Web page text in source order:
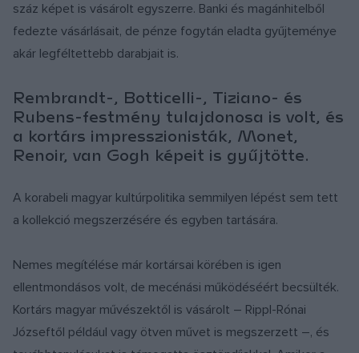
száz képet is vásárolt egyszerre. Banki és magánhitelből
fedezte vásárlásait, de pénze fogytán eladta gyűjteménye
akár legféltettebb darabjait is.
Rembrandt-, Botticelli-, Tiziano- és
Rubens-festmény tulajdonosa is volt, és
a kortárs impresszionisták, Monet,
Renoir, van Gogh képeit is gyűjtötte.
A korabeli magyar kultúrpolitika semmilyen lépést sem tett
a kollekció megszerzésére és egyben tartására.
Nemes megítélése már kortársai körében is igen
ellentmondásos volt, de mecénási működéséért becsülték.
Kortárs magyar művészektől is vásárolt – Rippl-Rónai
Józseftől például vagy ötven művet is megszerzett –, és